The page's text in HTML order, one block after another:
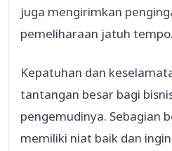
juga mengirimkan
pemeliharaan jatuh tempo.
Kepatuhan dan
tantangan besar bagi
pengemudinya. Sebagian
memiliki niat baik dan